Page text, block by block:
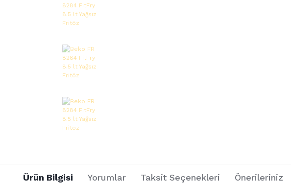
Ürün Bilgisi Yorumlar Taksit Seçenekleri Önerileriniz